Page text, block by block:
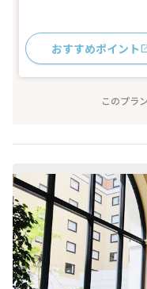
おすすめポイント
このプラ